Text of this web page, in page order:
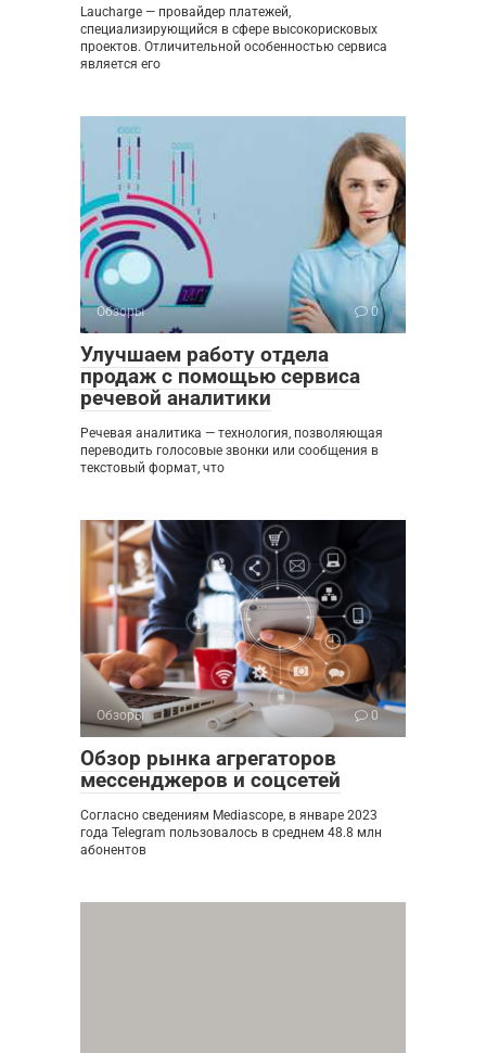
Laucharge — провайдер платежей,
специализирующийся в сфере высокорисковых
проектов. Отличительной особенностью сервиса
является его
Обзоры 0
Улучшаем работу отдела
продаж с помощью сервиса
речевой аналитики
Речевая аналитика — технология, позволяющая
переводить голосовые звонки или сообщения в
текстовый формат, что
Обзоры 0
Обзор рынка агрегаторов
мессенджеров и соцсетей
Согласно сведениям Mediascope, в январе 2023
года Telegram пользовалось в среднем 48.8 млн
абонентов